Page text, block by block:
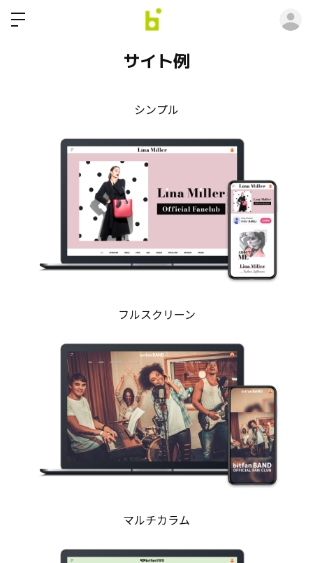
サイト例
シンプル
フルスクリーン
マルチカラム